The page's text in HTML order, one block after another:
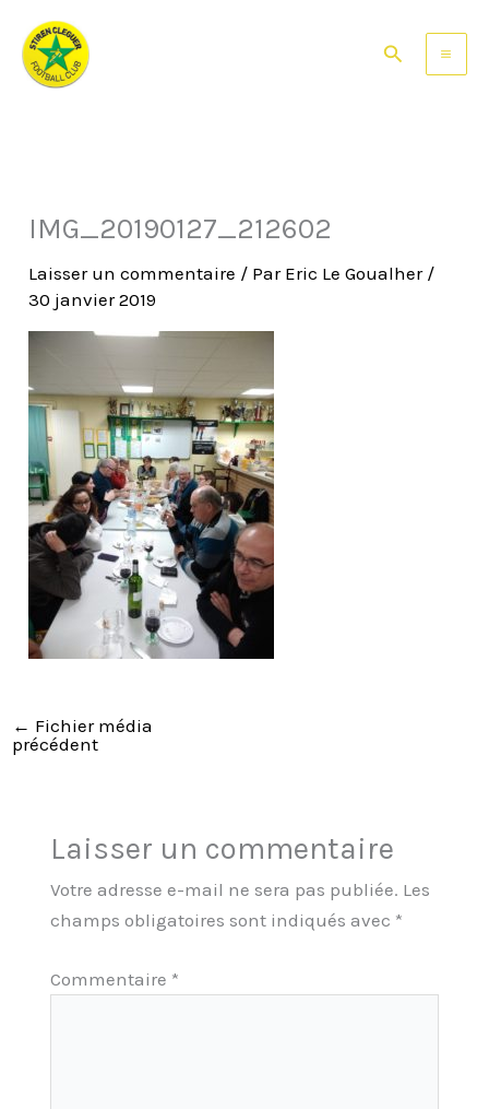
contenu
Rechercher
IMG_20190127_212602
Laisser un commentaire / Par Eric Le Goualher /
30 janvier 2019
← Fichier média
précédent
Laisser un commentaire
Votre adresse e-mail ne sera pas publiée. Les
champs obligatoires sont indiqués avec *
Commentaire *